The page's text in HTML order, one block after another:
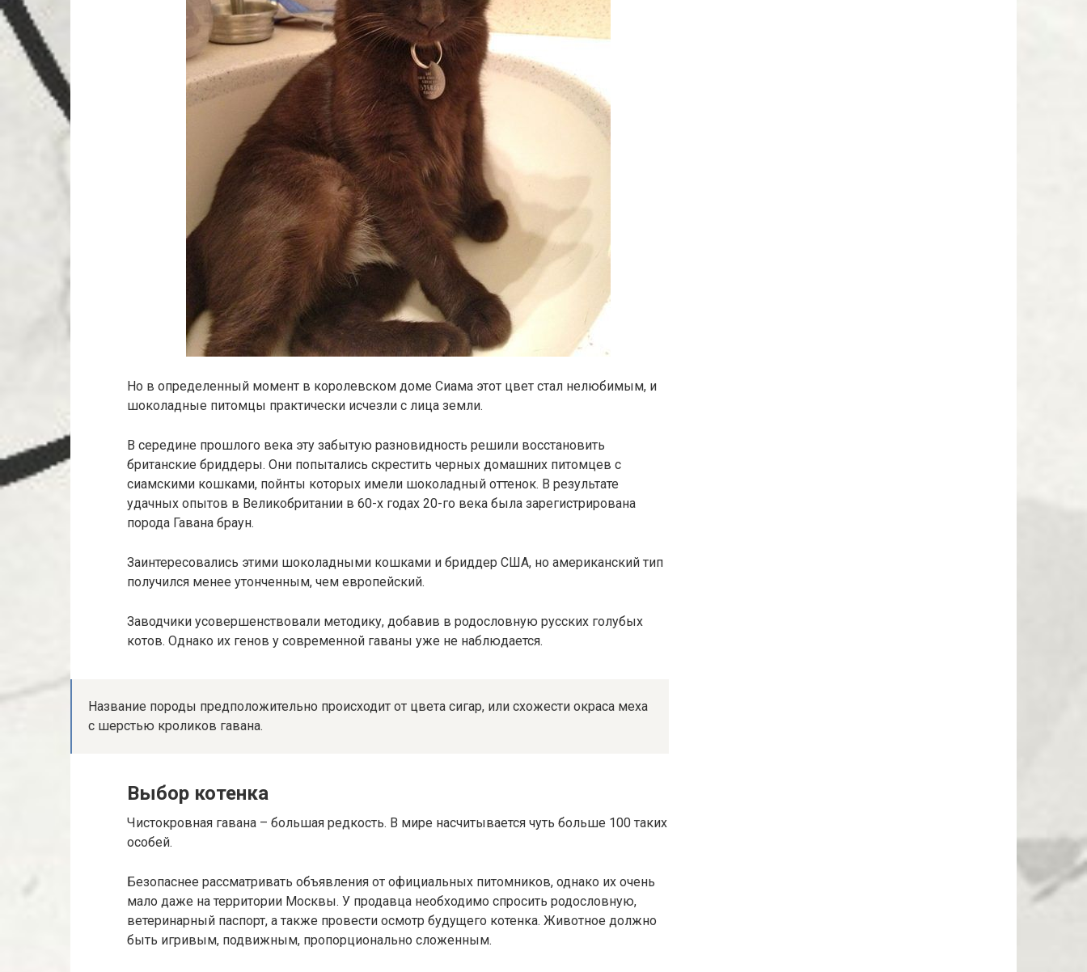
Но в определенный момент в королевском доме Сиама этот цвет стал нелюбимым, и
шоколадные питомцы практически исчезли с лица земли.
В середине прошлого века эту забытую разновидность решили восстановить
британские бриддеры. Они попытались скрестить черных домашних питомцев с
сиамскими кошками, пойнты которых имели шоколадный оттенок. В результате
удачных опытов в Великобритании в 60-х годах 20-го века была зарегистрирована
порода Гавана браун.
Заинтересовались этими шоколадными кошками и бриддер США, но американский тип
получился менее утонченным, чем европейский.
Заводчики усовершенствовали методику, добавив в родословную русских голубых
котов. Однако их генов у современной гаваны уже не наблюдается.
Название породы предположительно происходит от цвета сигар, или схожести окраса меха
с шерстью кроликов гавана.
Выбор котенка
Чистокровная гавана – большая редкость. В мире насчитывается чуть больше 100 таких
особей.
Безопаснее рассматривать объявления от официальных питомников, однако их очень
мало даже на территории Москвы. У продавца необходимо спросить родословную,
ветеринарный паспорт, а также провести осмотр будущего котенка. Животное должно
быть игривым, подвижным, пропорционально сложенным.